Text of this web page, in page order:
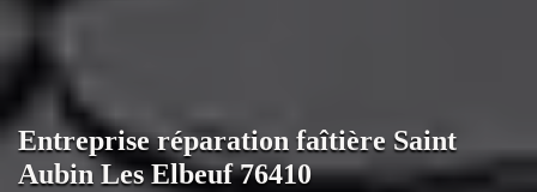
Entreprise réparation faîtière Saint
Aubin Les Elbeuf 76410